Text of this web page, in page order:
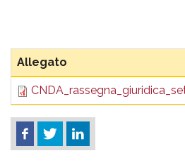
Allegato